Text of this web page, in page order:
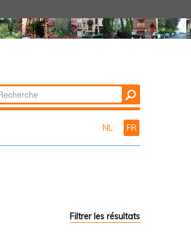
par
NL FR
Filtrer les résultats